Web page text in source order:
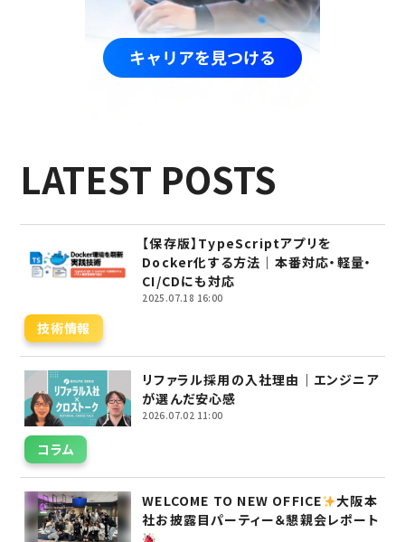
LATEST POSTS
【保存版】TypeScriptアプリを
Docker化する方法｜本番対応・軽量・
CI/CDにも対応
2025.07.18 16:00
技術情報
リファラル採用の入社理由｜エンジニア
が選んだ安心感
2026.07.02 11:00
コラム
WELCOME TO NEW OFFICE
大阪本
社お披露目パーティー＆懇親会レポート